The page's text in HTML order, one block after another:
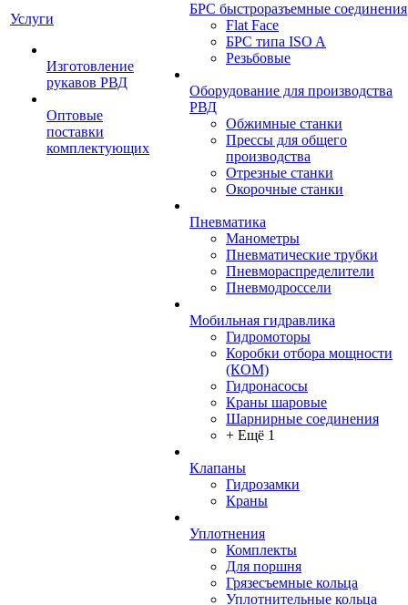
Услуги
Изготовление
рукавов РВД
Оптовые
поставки
комплектующих
БРС быстроразъемные соединения
Flat Face
БРС типа ISO A
Резьбовые
Оборудование для производства
РВД
Обжимные станки
Прессы для общего
производства
Отрезные станки
Окорочные станки
Пневматика
Манометры
Пневматические трубки
Пневмораспределители
Пневмодроссели
Мобильная гидравлика
Гидромоторы
Коробки отбора мощности
(КОМ)
Гидронасосы
Краны шаровые
Шарнирные соединения
+ Ещё 1
Клапаны
Гидрозамки
Краны
Уплотнения
Комплекты
Для поршня
Грязесъемные кольца
Уплотнительные кольца